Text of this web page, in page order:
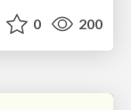
0 200